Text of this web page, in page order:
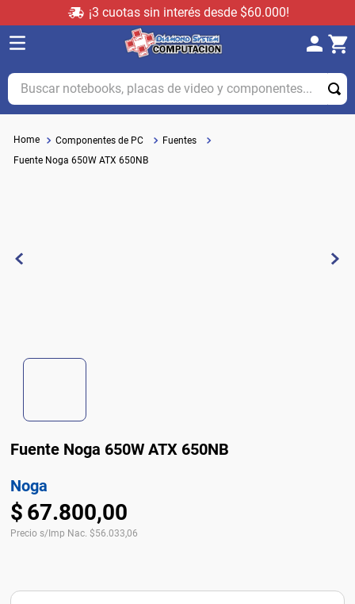
¡3 cuotas sin interés desde $60.000!
Buscar notebooks, placas de video y componentes...
Componentes de PC
Fuentes
Fuente Noga 650W ATX 650NB
Fuente Noga 650W ATX 650NB
Noga
$ 67.800,00
Precio s/Imp Nac. $56.033,06